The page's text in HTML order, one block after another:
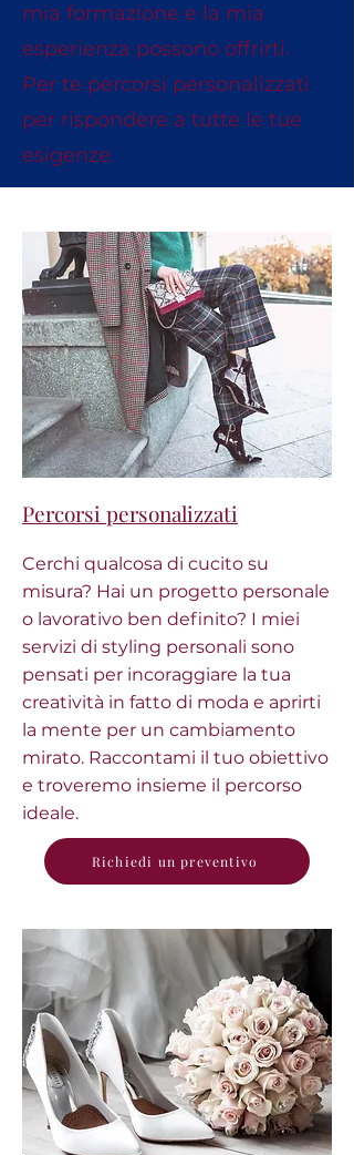
mia formazione e la mia
esperienza possono offrirti.
Per te percorsi personalizzati
per rispondere a tutte le tue
esigenze.
Percorsi personalizzati
Cerchi qualcosa di cucito su
misura? Hai un progetto personale
o lavorativo ben definito? I miei
servizi di styling personali sono
pensati per incoraggiare la tua
creatività in fatto di moda e aprirti
la mente per un cambiamento
mirato. Raccontami il tuo obiettivo
e troveremo insieme il percorso
ideale.
Richiedi un preventivo